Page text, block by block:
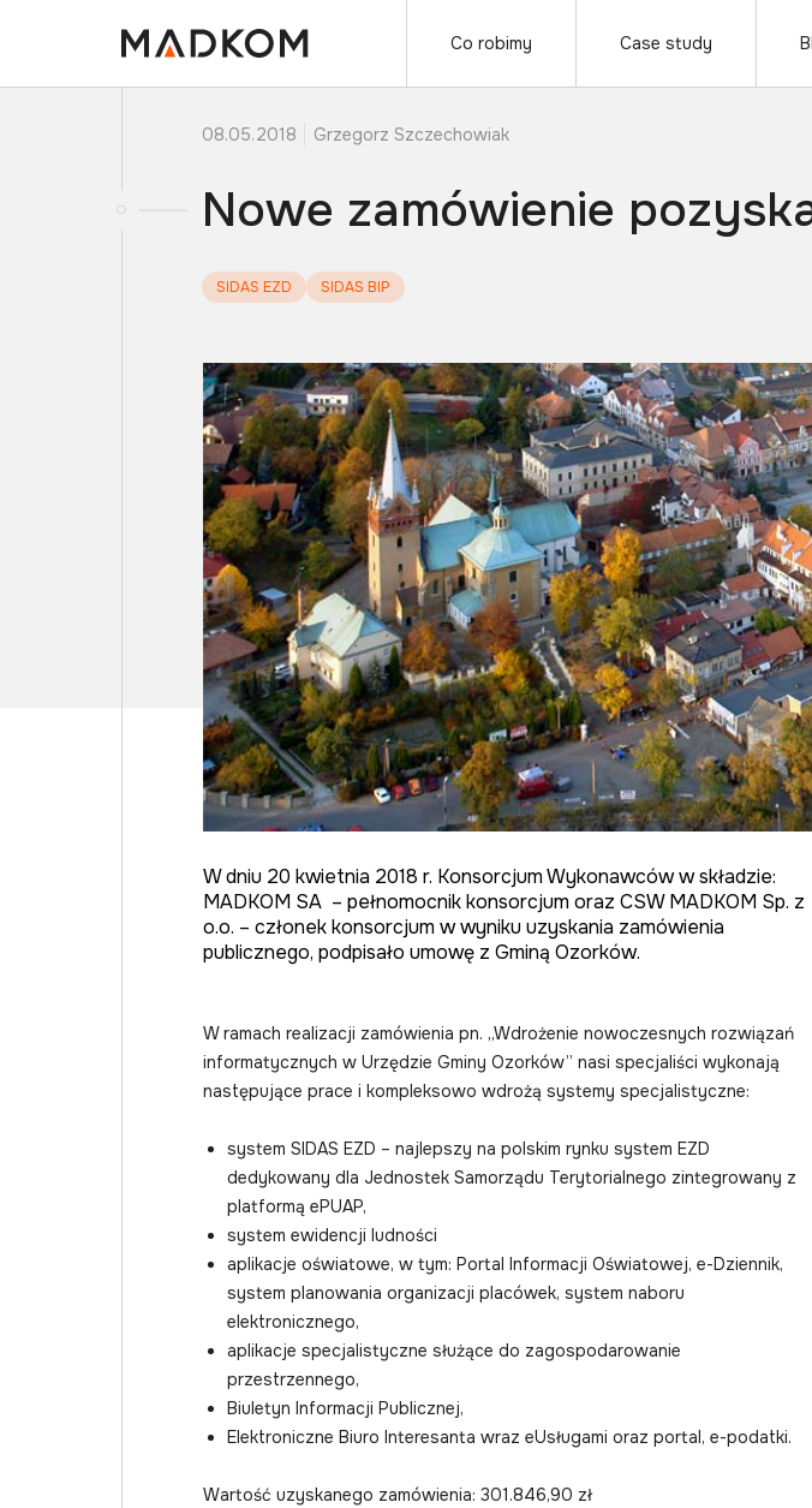
Co robimy Case study
08.05.2018 Grzegorz Szczechowiak
Nowe zamówienie
SIDAS EZD SIDAS BIP
W dniu 20 kwietnia 2018 r. Konsorcjum Wykonawców w składzie:
MADKOM SA – pełnomocnik konsorcjum oraz CSW MADKOM Sp. z
o.o. – członek konsorcjum w wyniku uzyskania zamówienia
publicznego, podpisało umowę z Gminą Ozorków.
W ramach realizacji zamówienia pn. „Wdrożenie nowoczesnych rozwiązań
informatycznych w Urzędzie Gminy Ozorków” nasi specjaliści wykonają
następujące prace i kompleksowo wdrożą systemy specjalistyczne:
system SIDAS EZD – najlepszy na polskim rynku system EZD
dedykowany dla Jednostek Samorządu Terytorialnego zintegrowany z
platformą ePUAP,
system ewidencji ludności
aplikacje oświatowe, w tym: Portal Informacji Oświatowej, e-Dziennik,
system planowania organizacji placówek, system naboru
elektronicznego,
aplikacje specjalistyczne służące do zagospodarowanie
przestrzennego,
Biuletyn Informacji Publicznej,
Elektroniczne Biuro Interesanta wraz eUsługami oraz portal, e-podatki.
Wartość uzyskanego zamówienia: 301.846,90 zł